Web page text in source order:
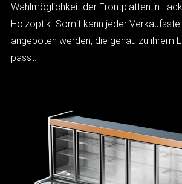
Wahlmöglichkeit der Frontplatten in
Holzoptik. Somit kann jeder
angeboten werden, die genau zu ihrem
passt.